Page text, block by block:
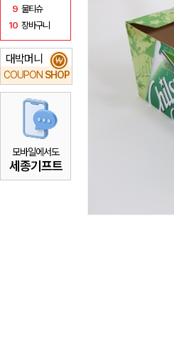
9 물티슈
10 장바구니
대박머니
COUPON SHOP
₩
모바일에서도
세종기프트